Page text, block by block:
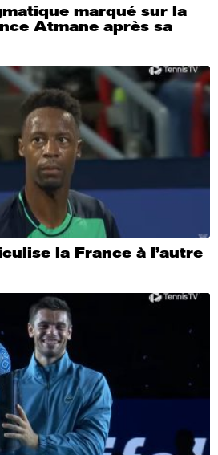
marqué sur la
Atmane après sa
la France à l’autre